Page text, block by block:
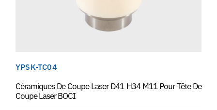
YPSK-TC04
Céramiques De Coupe Laser D41 H34 M11 Pour Tête De
Coupe Laser BOCI